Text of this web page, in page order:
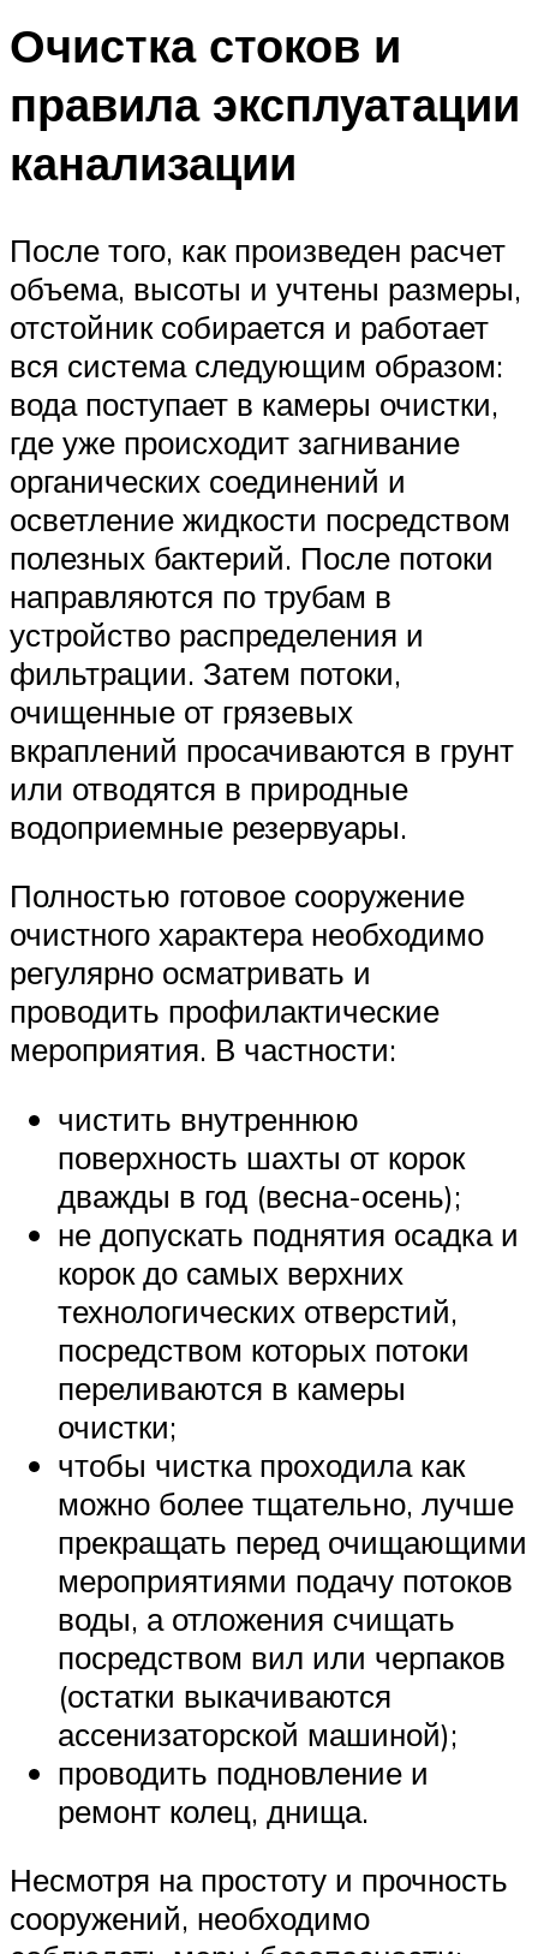
Очистка стоков и
правила эксплуатации
канализации
После того, как произведен расчет
объема, высоты и учтены размеры,
отстойник собирается и работает
вся система следующим образом:
вода поступает в камеры очистки,
где уже происходит загнивание
органических соединений и
осветление жидкости посредством
полезных бактерий. После потоки
направляются по трубам в
устройство распределения и
фильтрации. Затем потоки,
очищенные от грязевых
вкраплений просачиваются в грунт
или отводятся в природные
водоприемные резервуары.
Полностью готовое сооружение
очистного характера необходимо
регулярно осматривать и
проводить профилактические
мероприятия. В частности:
чистить внутреннюю
поверхность шахты от корок
дважды в год (весна-осень);
не допускать поднятия осадка и
корок до самых верхних
технологических отверстий,
посредством которых потоки
переливаются в камеры
очистки;
чтобы чистка проходила как
можно более тщательно, лучше
прекращать перед очищающими
мероприятиями подачу потоков
воды, а отложения счищать
посредством вил или черпаков
(остатки выкачиваются
ассенизаторской машиной);
проводить подновление и
ремонт колец, днища.
Несмотря на простоту и прочность
сооружений, необходимо